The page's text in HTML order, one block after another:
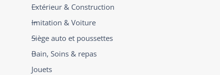
Extérieur & Construction
Imitation & Voiture
Siège auto et poussettes
Bain, Soins & repas
Jouets